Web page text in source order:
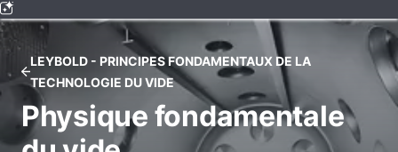
LEYBOLD - PRINCIPES FONDAMENTAUX DE LA
TECHNOLOGIE DU VIDE
Physique fondamentale